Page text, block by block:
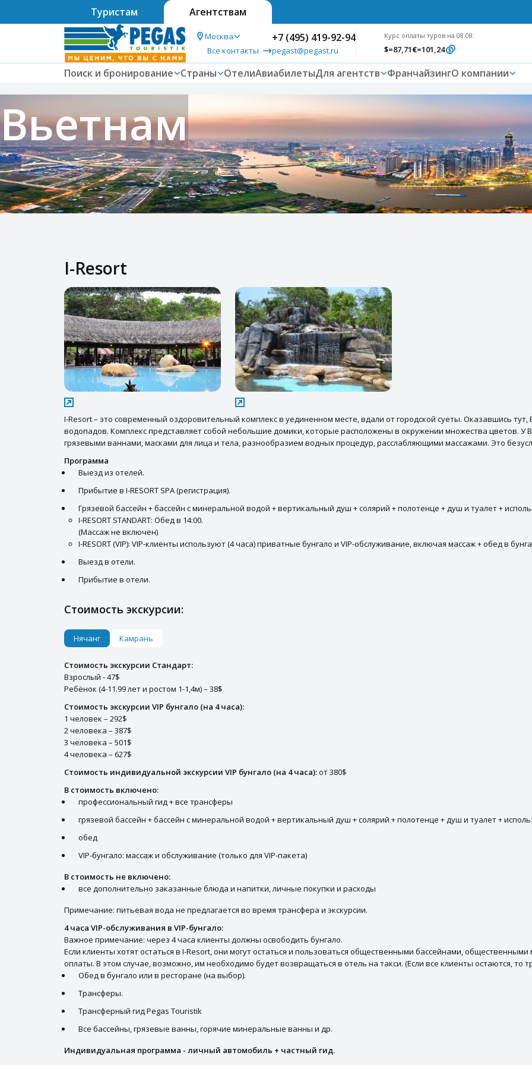
Туристам Агентствам
Москва
Все контакты
+7 (495) 419-92-94
pegast@pegast.ru
Курс оплаты туров на 08.08:
$=87,71€=101,24
Поиск и бронирование Страны ОтелиАвиабилетыДля агентств ФранчайзингО компании
Вьетнам
I-Resort
I-Resort – это современный оздоровительный комплекс в уединенном месте, вдали от городской суеты. Оказавшись
водопадов. Комплекс представляет собой небольшие домики, которые расположены в окружении множества цветов. У
грязевыми ваннами, масками для лица и тела, разнообразием водных процедур, расслабляющими массажами. Это
Программа
Выезд из отелей.
Прибытие в I-RESORT SPA (регистрация).
Грязевой бассейн + бассейн с минеральной водой + вертикальный душ + солярий + полотенце + душ и туалет +
I-RESORT STANDART: Обед в 14:00.
(Массаж не включен)
I-RESORT (VIP): VIP-клиенты используют (4 часа) приватные бунгало и VIP-обслуживание, включая массаж + обед в
Выезд в отели.
Прибытие в отели.
Стоимость экскурсии:
Нячанг Камрань
Стоимость экскурсии Стандарт:
Взрослый - 47$
Ребёнок (4-11.99 лет и ростом 1-1,4м) – 38$
Стоимость экскурсии VIP бунгало (на 4 часа):
1 человек – 292$
2 человека – 387$
3 человека – 501$
4 человека – 627$
Стоимость индивидуальной экскурсии VIP бунгало (на 4 часа):от 380$
В стоимость включено:
профессиональный гид + все трансферы
грязевой бассейн + бассейн с минеральной водой + вертикальный душ + солярий + полотенце + душ и туалет +
обед
VIP-бунгало: массаж и обслуживание (только для VIP-пакета)
В стоимость не включено:
все дополнительно заказанные блюда и напитки, личные покупки и расходы
Примечание: питьевая вода не предлагается во время трансфера и экскурсии.
4 часа VIP-обслуживания в VIP-бунгало:
Важное примечание: через 4 часа клиенты должны освободить бунгало.
Если клиенты хотят остаться в I-Resort, они могут остаться и пользоваться общественными бассейнами,
оплаты. В этом случае, возможно, им необходимо будет возвращаться в отель на такси. (Если все клиенты остаются, то
Обед в бунгало или в ресторане (на выбор).
Трансферы.
Трансферный гид Pegas Touristik
Все бассейны, грязевые ванны, горячие минеральные ванны и др.
Индивидуальная программа - личный автомобиль + частный гид.